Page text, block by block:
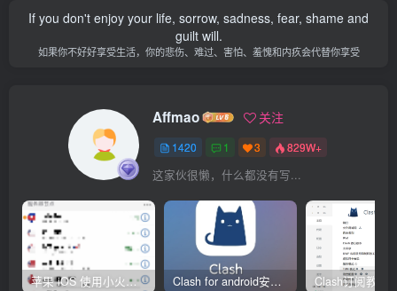
If you don't enjoy your life, sorrow, sadness, fear, shame and
guilt will.
如果你不好好享受生活，你的悲伤、难过、害怕、羞愧和内疚会代替你享受
Affmao 关注
1420 1 3 829W+
这家伙很懒，什么都没有写...
苹果 iOS 使用小火箭(shadowrocket)新手教程 Clash for android安卓客户端保姆级新手使用教程